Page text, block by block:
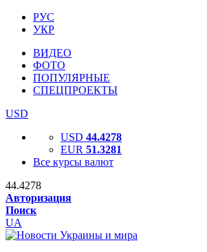
РУС
УКР
ВИДЕО
ФОТО
ПОПУЛЯРНЫЕ
СПЕЦПРОЕКТЫ
USD
USD 44.4278
EUR 51.3281
Все курсы валют
44.4278
Авторизация
Поиск
UA